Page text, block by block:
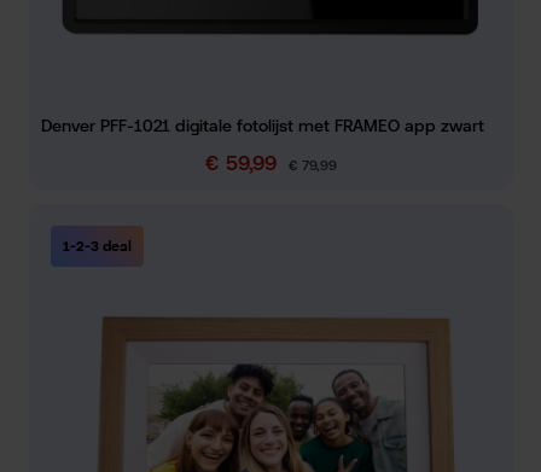
Denver PFF-1021 digitale fotolijst met FRAMEO app zwart
Verkoopprijs:
€ 59,99 Normale prijs:
€ 79,99
1-2-3 deal